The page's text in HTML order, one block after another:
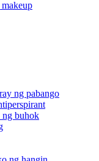
ng pabango
ng buhok